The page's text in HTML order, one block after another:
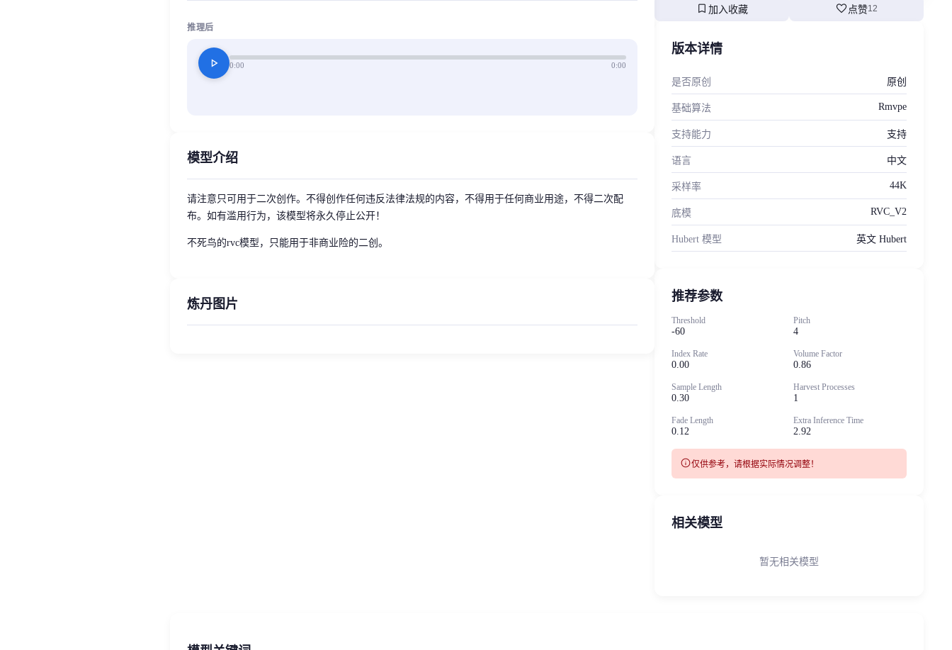
推理后
play_arrow 0:00 0:00
模型介绍
请注意只可用于二次创作。不得创作任何违反法律法规的内容，不得用于任何商业用途，不得二次配
布。如有滥用行为，该模型将永久停止公开！
不死鸟的rvc模型，只能用于非商业险的二创。
炼丹图片
bookmark 加入收藏 favorite 点赞12
版本详情
是否原创 原创
基础算法 Rmvpe
支持能力 支持
语言 中文
采样率 44K
底模 RVC_V2
Hubert 模型 英文 Hubert
推荐参数
Threshold
-60
Pitch
4
Index Rate
0.00
Volume Factor
0.86
Sample Length
0.30
Harvest Processes
1
Fade Length
0.12
Extra Inference Time
2.92
info仅供参考，请根据实际情况调整！
相关模型
暂无相关模型